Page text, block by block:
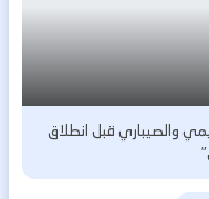
والصيباري قبل انطلاق